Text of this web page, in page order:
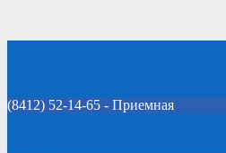
(8412) 52-14-65 - Приемная